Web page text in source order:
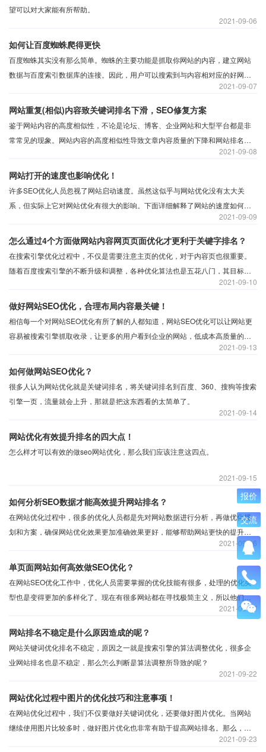
09-06
2021
望可以对大家能有所帮助。
09-07
2021
如何让百度蜘蛛爬得更快
百度蜘蛛其实没有那么简单。蜘蛛的主要功能是抓取你网站的内容，建立网站
数据与百度索引数据库的连接。因此，用户可以搜索到与内容相对应的好网
站，从而影响到网站的排名、页面评级还有流量等等。如果蜘蛛爬你的网站几
率很低或者次数很少，那么这是对网站SEO优化是相当不利的。百度蜘蛛要怎
09-08
2021
网站重复(相似)内容致关键词排名下滑，SEO修复方案
鉴于网站内容的高度相似性，不论是论坛、博客、企业网站和大型平台都是非
常常见的现象。网站内容的高度相似性导致文章内容质量的下降和网站排名的
09-09
2021
网站打开的速度也影响优化！
许多SEO优化人员忽视了网站启动速度。虽然这似乎与网站优化没有太大关
系，但实际上它对网站优化有很大的影响。下面详细解释了网站的速度如何影
09-10
2021
怎么通过4个方面做网站内容网页页面优化才更利于关键字排名？
在搜索引擎优化过程中，不仅是需要注意主页的优化，对于内容页也很重要。
随着百度搜索引擎的不断升级和调整，各种优化算法也是五花八门，其目标是
打击网站优化中的作弊行为，同时也给网站优化带来了很多难度。那么对于站
点页面的内容以及如何优化页面才能有利于整个站点的优化提高实际效果呢？
09-13
2021
做好网站SEO优化，合理布局内容最关键！
相信每一个对网站SEO优化有所了解的人都知道，网站SEO优化可以让网站更
容易被搜索引擎抓取收录，让更多的用户看到企业的网站，低成本高质量的提
升网站的流量，有利于品牌和企业的营销推广。然而，很多人不知道应该做些
什么来优化网站。其实简单来说，无非就是以下几个步骤:
09-14
2021
如何做网站SEO优化？
很多人认为网站优化就是关键词排名，将关键词排名到百度、360、搜狗等搜索
引擎一页，流量就会上升，那就是把这东西看的太简单了。
09-15
2021
网站优化有效提升排名的四大点！
怎么样才可以有效的做seo网站优化，那么我们应该注意这四点。
09-16
2021
如何分析SEO数据才能高效提升网站排名？
在网站优化过程中，很多的优化人员都是先对网站数据进行分析，再做优化规
划和方案，确保网站优化效果更加准确效果更好，能够帮助网站更快的提升排
名。对于那些想要做的更好的SEO人员来说，需要那些SEO数据才可以对网站
优化提供更大的帮助呢？
09-17
2021
单页面网站如何高效做SEO优化？
在网站SEO优化工作中，优化人员需要掌握的优化技能有很多，处理的优化类
型也是变得更加的多样化了。现在有很多网站都在寻找极简主义，所以他们会
设计一个单独的页面来展示某些信息，那么如何在单独的页面上做SEO优化
呢？
09-22
2021
网站排名不稳定是什么原因造成的呢？
网站关键词优化排名不稳定，原因之一就是搜索引擎的算法调整优化，很多企
业网站排名也是不稳定，那么怎么判断是算法调整所导致的呢？
09-23
2021
网站优化过程中图片的优化技巧和注意事项！
在网站优化过程中，我们不仅要做好关键词优化，还要做好图片优化。当网站
继续使用图片比较多时，做好图片优化也非常有助于提高网站排名。那么，图
报价
交流